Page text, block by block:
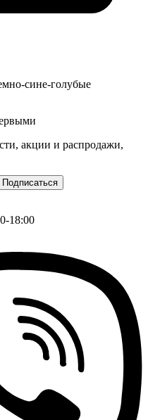
сине-голубые
акции и распродажи,
Подписаться
18:00